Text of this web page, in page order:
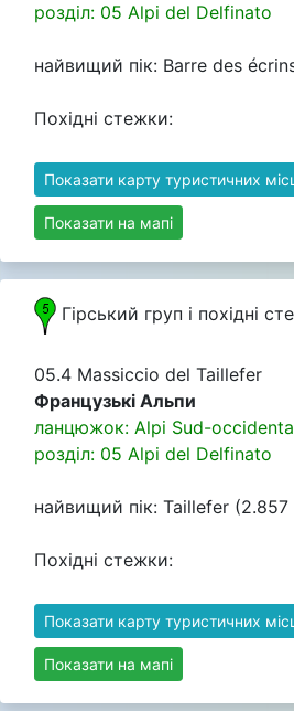
розділ: 05 Alpi del Delfinato
найвищий пік: Barre des
Похідні стежки:
Показати карту туристичних
Показати на мапі
Гірський груп i похідні
05.4 Massiccio del Taillefer
Французькі Альпи
ланцюжок: Alpi Sud-
розділ: 05 Alpi del Delfinato
найвищий пік: Taillefer (2.857
Похідні стежки:
Показати карту туристичних
Показати на мапі